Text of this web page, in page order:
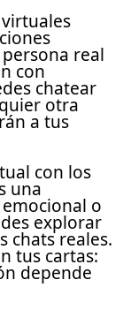
real
con
chatear
otra
a tus
con los
una
o
explorar
chats reales.
tus cartas:
depende